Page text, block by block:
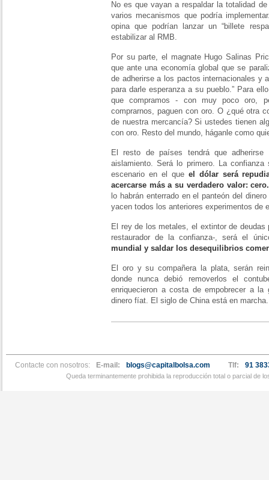
No es que vayan a respaldar la totalidad
varios mecanismos que podría
opina que podrían lanzar un “billete
estabilizar al RMB.
Por su parte, el magnate Hugo Salinas
que ante una economía global que se
de adherirse a los pactos internacionales y
para darle esperanza a su pueblo.” Para
que compramos - con muy poco oro,
comprarnos, paguen con oro. O ¿qué otra
de nuestra mercancía? Si ustedes tienen
con oro. Resto del mundo, háganle como
El resto de países tendrá que
aislamiento. Será lo primero. La
escenario en el que el dólar será
acercarse más a su verdadero valor: cero.
lo habrán enterrado en el panteón del
yacen todos los anteriores experimentos de
El rey de los metales, el extintor de
restaurador de la confianza-, será el
mundial y saldar los desequilibrios
El oro y su compañera la plata, serán
donde nunca debió removerlos el
enriquecieron a costa de empobrecer a
dinero fíat. El siglo de China está en marcha.
Contacte con nosotros: E-mail: blogs@capitalbolsa.com Tlf: 91
Queda terminantemente prohibida la reproducción total o parcial de